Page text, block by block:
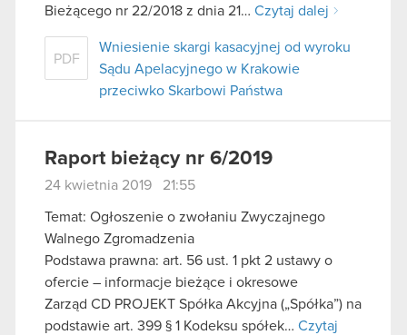
Bieżącego nr 22/2018 z dnia 21… Czytaj dalej
PDF
Wniesienie skargi kasacyjnej od wyroku
Sądu Apelacyjnego w Krakowie
przeciwko Skarbowi Państwa
Raport bieżący nr 6/2019
24 kwietnia 2019 21:55
Temat: Ogłoszenie o zwołaniu Zwyczajnego
Walnego Zgromadzenia
Podstawa prawna: art. 56 ust. 1 pkt 2 ustawy o
ofercie – informacje bieżące i okresowe
Zarząd CD PROJEKT Spółka Akcyjna („Spółka”) na
podstawie art. 399 § 1 Kodeksu spółek… Czytaj